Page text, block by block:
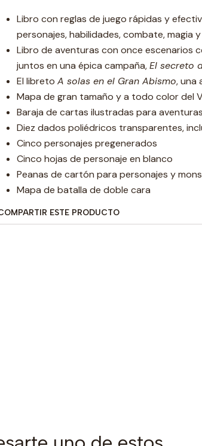
Libro con reglas de juego rápidas y
personajes, habilidades, combate, magia y
Libro de aventuras con once escenarios
juntos en una épica campaña,El secreto
El libreto A solas en el Gran Abismo, una
Mapa de gran tamaño y a todo color del
Baraja de cartas ilustradas para
Diez dados poliédricos transparentes,
Cinco personajes pregenerados
Cinco hojas de personaje en blanco
Peanas de cartón para personajes y
Mapa de batalla de doble cara
ESTE PRODUCTO